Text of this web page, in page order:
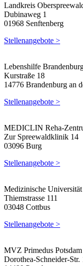
Landkreis
Dubinaweg 1
01968 Senftenberg
Stellenangebote >
Lebenshilfe
Kurstraße 18
14776 Brandenburg an
Stellenangebote >
MEDICLIN Reha-
Zur Spreewaldklinik 14
03096 Burg
Stellenangebote >
Medizinische
Thiemstrasse 111
03048 Cottbus
Stellenangebote >
MVZ Primedus Potsdam
Dorothea-Schneider-Str.